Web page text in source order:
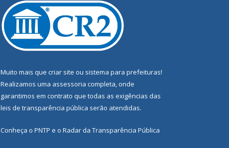
Muito mais que criar site ou sistema para prefeituras!
Realizamos uma assessoria completa, onde
garantimos em contrato que todas as exigências das
leis de transparência pública serão atendidas.
Conheça o PNTP e o Radar da Transparência Pública